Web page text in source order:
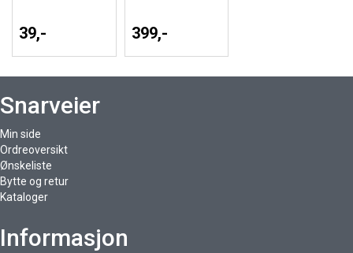
39,- 399,-
Snarveier
Min side
Ordreoversikt
Ønskeliste
Bytte og retur
Kataloger
Informasjon